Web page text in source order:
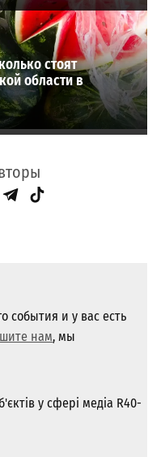
стоят
области в
Telegram
TikTok
события и у вас есть
нам, мы
у сфері медіа R40-